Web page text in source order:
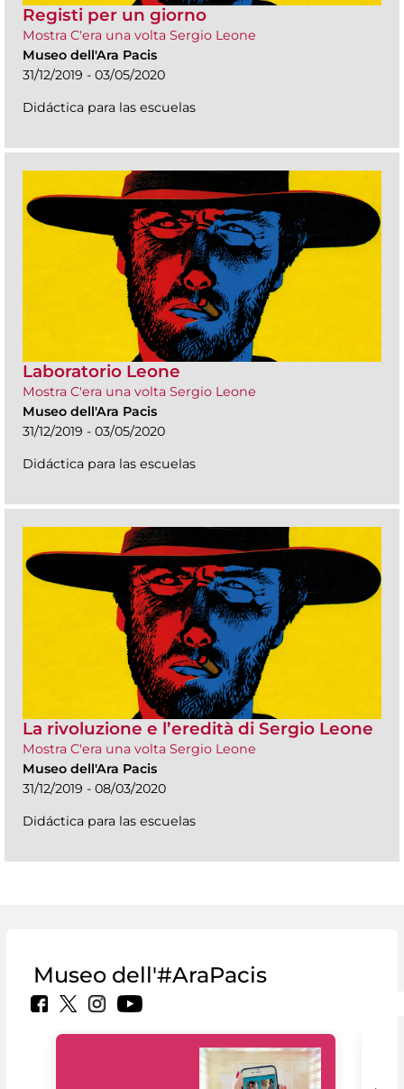
Registi per un giorno
Mostra C'era una volta Sergio Leone
Museo dell'Ara Pacis
31/12/2019 - 03/05/2020
Didáctica para las escuelas
Laboratorio Leone
Mostra C'era una volta Sergio Leone
Museo dell'Ara Pacis
31/12/2019 - 03/05/2020
Didáctica para las escuelas
La rivoluzione e l’eredità di Sergio Leone
Mostra C'era una volta Sergio Leone
Museo dell'Ara Pacis
31/12/2019 - 08/03/2020
Didáctica para las escuelas
Museo dell'#AraPacis